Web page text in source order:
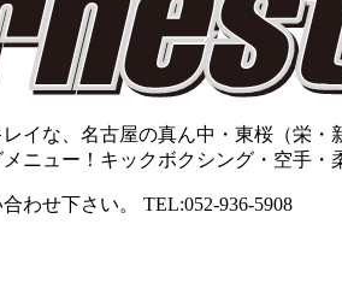
レイな、名古屋の真ん中・東桜（栄
ニュー！キックボクシング・空手